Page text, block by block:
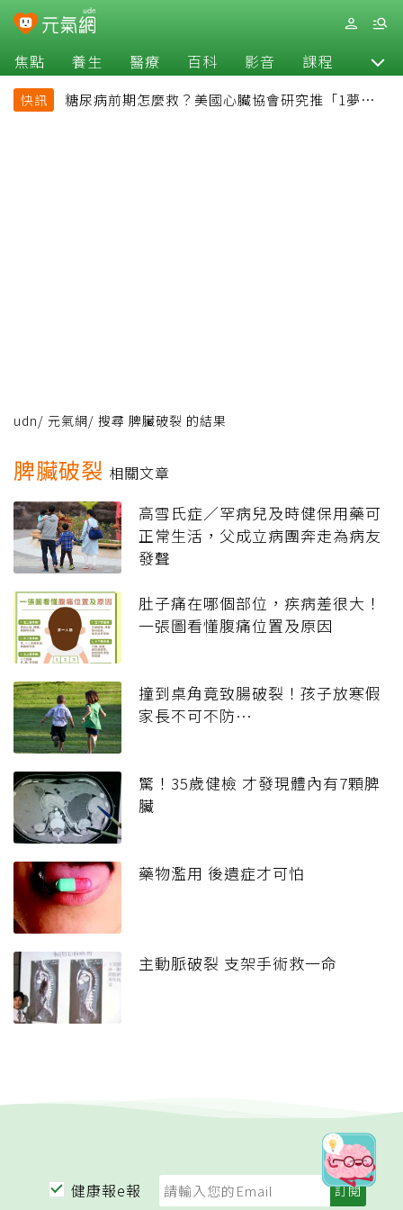
焦點 養生 醫療 百科 影音 課程 退休
快訊
糖尿病前期怎麼救？美國心臟協會研究推「1夢幻水
udn/ 元氣網/ 搜尋 脾臟破裂 的結果
脾臟破裂 相關文章
高雪氏症／罕病兒及時健保用藥可
正常生活，父成立病團奔走為病友
發聲
肚子痛在哪個部位，疾病差很大！
一張圖看懂腹痛位置及原因
撞到桌角竟致腸破裂！孩子放寒假
家長不可不防…
驚！35歲健檢 才發現體內有7顆脾
臟
藥物濫用 後遺症才可怕
主動脈破裂 支架手術救一命
健康報e報